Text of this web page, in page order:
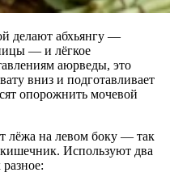
делают абхьянгу —
— и лёгкое
аюрведы, это
вниз и подготавливает
опорожнить мочевой
лёжа на левом боку — так
кишечник. Используют два